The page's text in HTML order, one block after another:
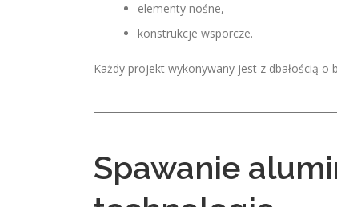
elementy nośne,
konstrukcje wsporcze.
Każdy projekt wykonywany jest z dbałością
Spawanie